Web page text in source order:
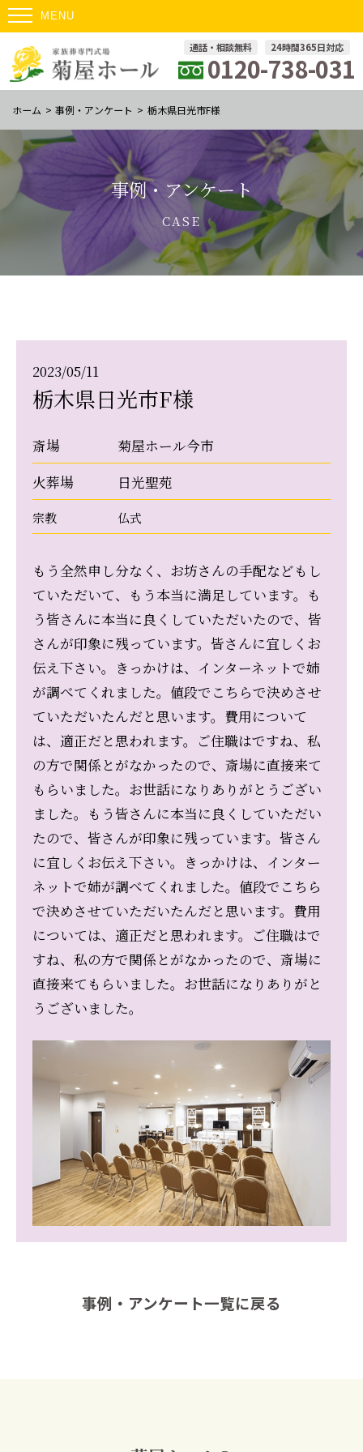
通話・相談無料 24時間365日対応
0120-738-031
ホーム > 事例・アンケート > 栃木県日光市F様
事例・アンケート
CASE
2023/05/11
栃木県日光市F様
斎場
菊屋ホール今市
火葬場
日光聖苑
宗教 仏式
もう全然申し分なく、お坊さんの手配などもし
ていただいて、もう本当に満足しています。も
う皆さんに本当に良くしていただいたので、皆
さんが印象に残っています。皆さんに宜しくお
伝え下さい。きっかけは、インターネットで姉
が調べてくれました。値段でこちらで決めさせ
ていただいたんだと思います。費用について
は、適正だと思われます。ご住職はですね、私
の方で関係とがなかったので、斎場に直接来て
もらいました。お世話になりありがとうござい
ました。もう皆さんに本当に良くしていただい
たので、皆さんが印象に残っています。皆さん
に宜しくお伝え下さい。きっかけは、インター
ネットで姉が調べてくれました。値段でこちら
で決めさせていただいたんだと思います。費用
については、適正だと思われます。ご住職はで
すね、私の方で関係とがなかったので、斎場に
直接来てもらいました。お世話になりありがと
うございました。
事例・アンケート一覧に戻る